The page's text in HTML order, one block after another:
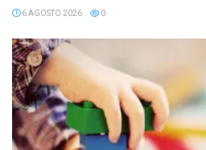
6 AGOSTO 2026 0